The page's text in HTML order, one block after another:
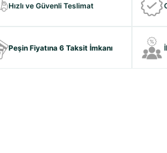
Hızlı ve Güvenli Teslimat
Peşin Fiyatına 6 Taksit İmkanı